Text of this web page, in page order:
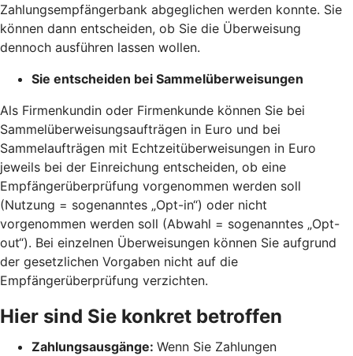
Zahlungsempfängerbank abgeglichen werden konnte. Sie
können dann entscheiden, ob Sie die Überweisung
dennoch ausführen lassen wollen.
Sie entscheiden bei Sammelüberweisungen
Als Firmenkundin oder Firmenkunde können Sie bei
Sammelüberweisungsaufträgen in Euro und bei
Sammelaufträgen mit Echtzeitüberweisungen in Euro
jeweils bei der Einreichung entscheiden, ob eine
Empfängerüberprüfung vorgenommen werden soll
(Nutzung = sogenanntes „Opt-in“) oder nicht
vorgenommen werden soll (Abwahl = sogenanntes „Opt-
out“). Bei einzelnen Überweisungen können Sie aufgrund
der gesetzlichen Vorgaben nicht auf die
Empfängerüberprüfung verzichten.
Hier sind Sie konkret betroffen
Zahlungsausgänge: Wenn Sie Zahlungen